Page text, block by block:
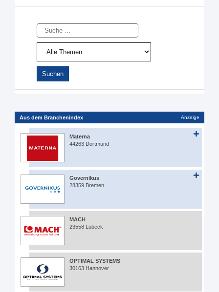
Suche
Aus dem Branchenindex Anzeige
Materna
44263 Dortmund
Governikus
28359 Bremen
MACH
23558 Lübeck
OPTIMAL SYSTEMS
30163 Hannover